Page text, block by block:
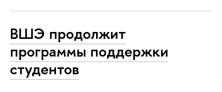
ВШЭ продолжит
программы поддержки
студентов